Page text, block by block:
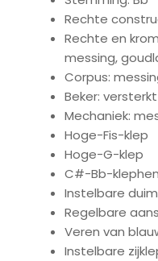
Rechte
Rechte en
messing,
Corpus:
Beker:
Mechaniek:
Hoge-Fis-klep
Hoge-G-klep
C#-Bb-
Instelbare
Regelbare
Veren van
Instelbare